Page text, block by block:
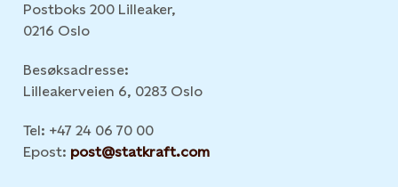
Postboks 200 Lilleaker,
0216 Oslo
Besøksadresse:
Lilleakerveien 6, 0283 Oslo
Tel: +47 24 06 70 00
Epost: post@statkraft.com